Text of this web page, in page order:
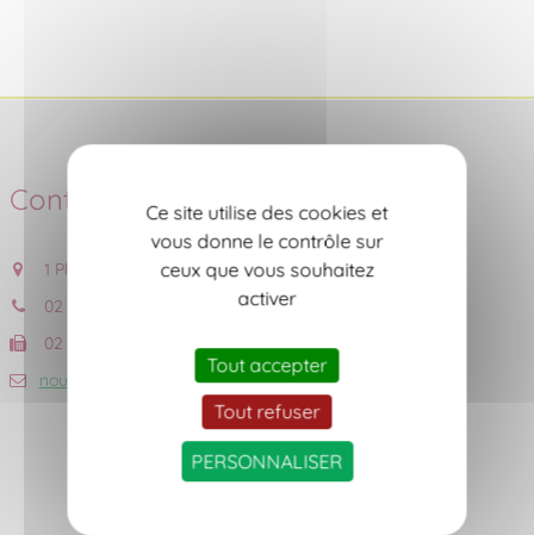
Contact
1 Place de l'Eglise, 44690 CHÂTEAU-THEBAUD
02 40 06 53 18
02 40 06 56 59
nous contacter
Ce site utilise des cookies et
vous donne le contrôle sur
ceux que vous souhaitez
activer
Tout accepter
Tout refuser
PERSONNALISER